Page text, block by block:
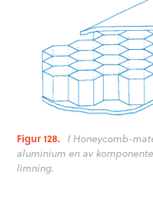
Figur 128. I Honeycomb-
aluminium en av
limning.